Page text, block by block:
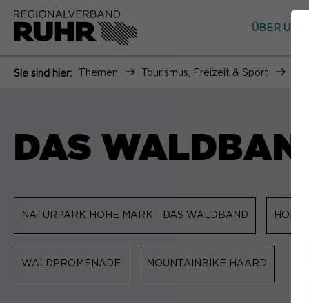
ÜBER UNS
Sie sind hier: Themen Tourismus, Freizeit & Sport
DAS
NATURPARK HOHE MARK - DAS WALDBAND HOHE
WALDPROMENADE MOUNTAINBIKE HAARD